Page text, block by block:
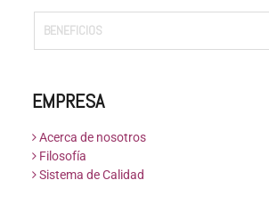
BENEFICIOS
EMPRESA
Acerca de nosotros
Filosofía
Sistema de Calidad